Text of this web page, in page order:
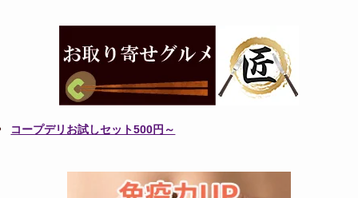
コープデリお試しセット500円～